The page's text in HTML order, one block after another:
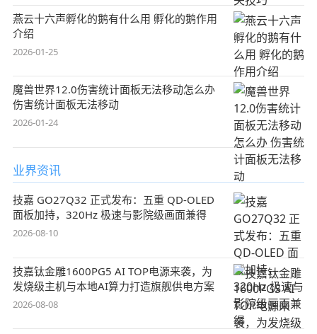
燕云十六声孵化的鹅有什么用 孵化的鹅作用
介绍
2026-01-25
魔兽世界12.0伤害统计面板无法移动怎么办
伤害统计面板无法移动
2026-01-24
业界资讯
技嘉 GO27Q32 正式发布：五重 QD-OLED
面板加持，320Hz 极速与影院级画面兼得
2026-08-10
技嘉钛金雕1600PG5 AI TOP电源来袭，为
发烧级主机与本地AI算力打造旗舰供电方案
2026-08-08